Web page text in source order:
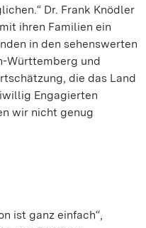
Dr. Frank Knödler
ihren Familien ein
in den sehenswerten
Württemberg und
die das Land
Engagierten
wir nicht genug
ist ganz einfach“,